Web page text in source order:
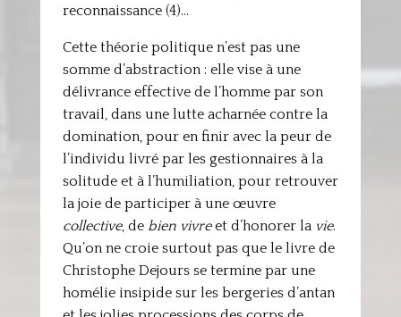
reconnaissance (4)…
Cette théorie politique n’est pas une
somme d’abstraction : elle vise à une
délivrance effective de l’homme par son
travail, dans une lutte acharnée contre la
domination, pour en finir avec la peur de
l’individu livré par les gestionnaires à la
solitude et à l’humiliation, pour retrouver
la joie de participer à une œuvre
collective, de bien vivreet d’honorer la vie.
Qu’on ne croie surtout pas que le livre de
Christophe Dejours se termine par une
homélie insipide sur les bergeries d’antan